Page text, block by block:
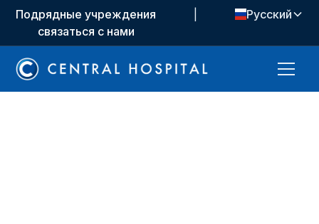
Подрядные учреждения
связаться с нами
Русский